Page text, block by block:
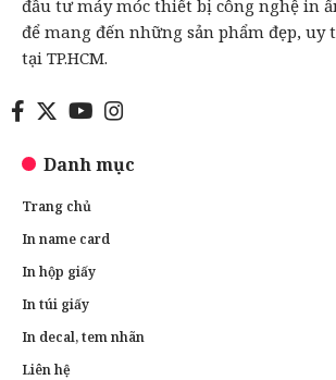
đầu tư máy móc thiết bị công nghệ in
để mang đến những sản phẩm đẹp, uy
tại TP.HCM.
Danh mục
Trang chủ
In name card
In hộp giấy
In túi giấy
In decal, tem nhãn
Liên hệ